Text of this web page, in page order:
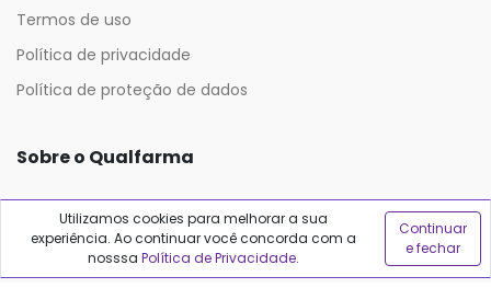
Termos de uso
Política de privacidade
Política de proteção de dados
Sobre o Qualfarma
Quem somos
Blog
Utilizamos cookies para melhorar a sua
experiência. Ao continuar você concorda com a
nosssa Política de Privacidade.
Continuar
e fechar